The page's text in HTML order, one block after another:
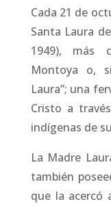
Cada 21 de
Santa Laura
1949), más
Montoya o,
Laura”; una
Cristo a
indígenas de
La Madre
también
que la acercó